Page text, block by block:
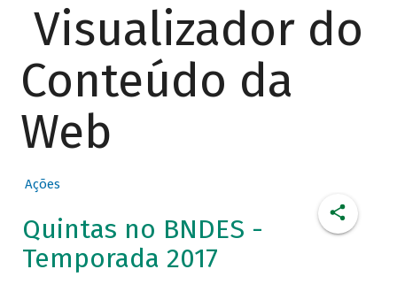
Visualizador do
Conteúdo da
Web
Ações
Quintas no BNDES -
Temporada 2017